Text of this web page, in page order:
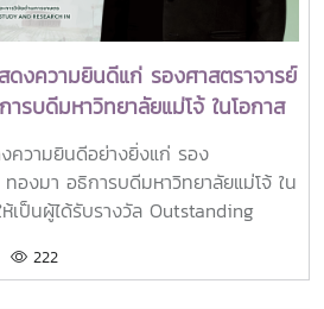
สุดมิได้
ดงความยินดีแก่ รองศาสตราจารย์
รบดีมหาวิทยาลัยแม่โจ้ ในโอกาส
SEARCA Scholarship
2026
ความยินดีอย่างยิ่งแก่ รอง
องมา อธิการบดีมหาวิทยาลัยแม่โจ้ ใน
เป็นผู้ได้รับรางวัล Outstanding
เฉียงใต้ว่าด้วยบัณฑิตศึกษาและการ
222